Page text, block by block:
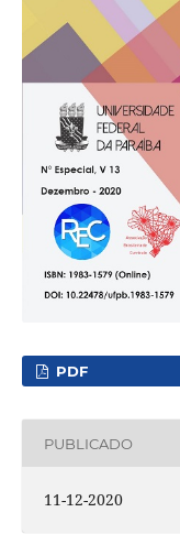
PDF
PUBLICADO
11-12-2020